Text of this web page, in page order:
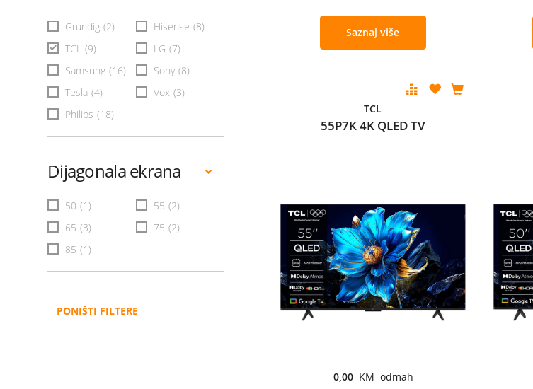
Grundig (2) Hisense (8)
TCL (9) LG (7)
Samsung (16) Sony (8)
Tesla (4) Vox (3)
Philips (18)
Dijagonala ekrana
50 (1) 55 (2)
65 (3) 75 (2)
85 (1)
PONIŠTI FILTERE
Saznaj više
TCL
55P7K 4K QLED TV
0,00 KM odmah